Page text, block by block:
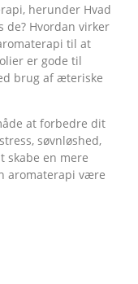
herunder Hvad
de? Hvordan virker
til at
er gode til
brug af æteriske
at forbedre dit
søvnløshed,
skabe en mere
aromaterapi være